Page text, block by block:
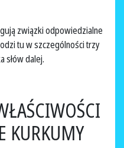
związki odpowiedzialne
tu w szczególności trzy
słów dalej.
KURKUMY